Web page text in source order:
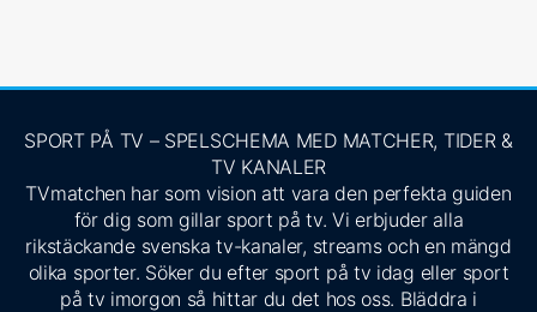
SPORT PÅ TV – SPELSCHEMA MED MATCHER, TIDER &
TV KANALER
TVmatchen har som vision att vara den perfekta guiden
för dig som gillar sport på tv. Vi erbjuder alla
rikstäckande svenska tv-kanaler, streams och en mängd
olika sporter. Söker du efter sport på tv idag eller sport
på tv imorgon så hittar du det hos oss. Bläddra i